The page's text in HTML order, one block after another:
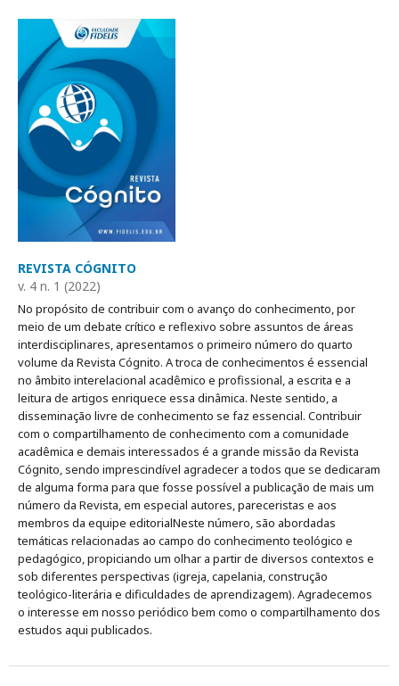
REVISTA CÓGNITO
v. 4 n. 1 (2022)
No propósito de contribuir com o avanço do conhecimento, por
meio de um debate crítico e reflexivo sobre assuntos de áreas
interdisciplinares, apresentamos o primeiro número do quarto
volume da Revista Cógnito. A troca de conhecimentos é essencial
no âmbito interelacional acadêmico e profissional, a escrita e a
leitura de artigos enriquece essa dinâmica. Neste sentido, a
disseminação livre de conhecimento se faz essencial. Contribuir
com o compartilhamento de conhecimento com a comunidade
acadêmica e demais interessados é a grande missão da Revista
Cógnito, sendo imprescindível agradecer a todos que se dedicaram
de alguma forma para que fosse possível a publicação de mais um
número da Revista, em especial autores, pareceristas e aos
membros da equipe editorialNeste número, são abordadas
temáticas relacionadas ao campo do conhecimento teológico e
pedagógico, propiciando um olhar a partir de diversos contextos e
sob diferentes perspectivas (igreja, capelania, construção
teológico-literária e dificuldades de aprendizagem). Agradecemos
o interesse em nosso periódico bem como o compartilhamento dos
estudos aqui publicados.